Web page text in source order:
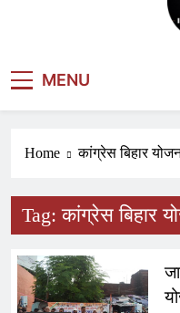
MENU
Home कांग्रेस बिहार
Tag:कांग्रेस बिहार